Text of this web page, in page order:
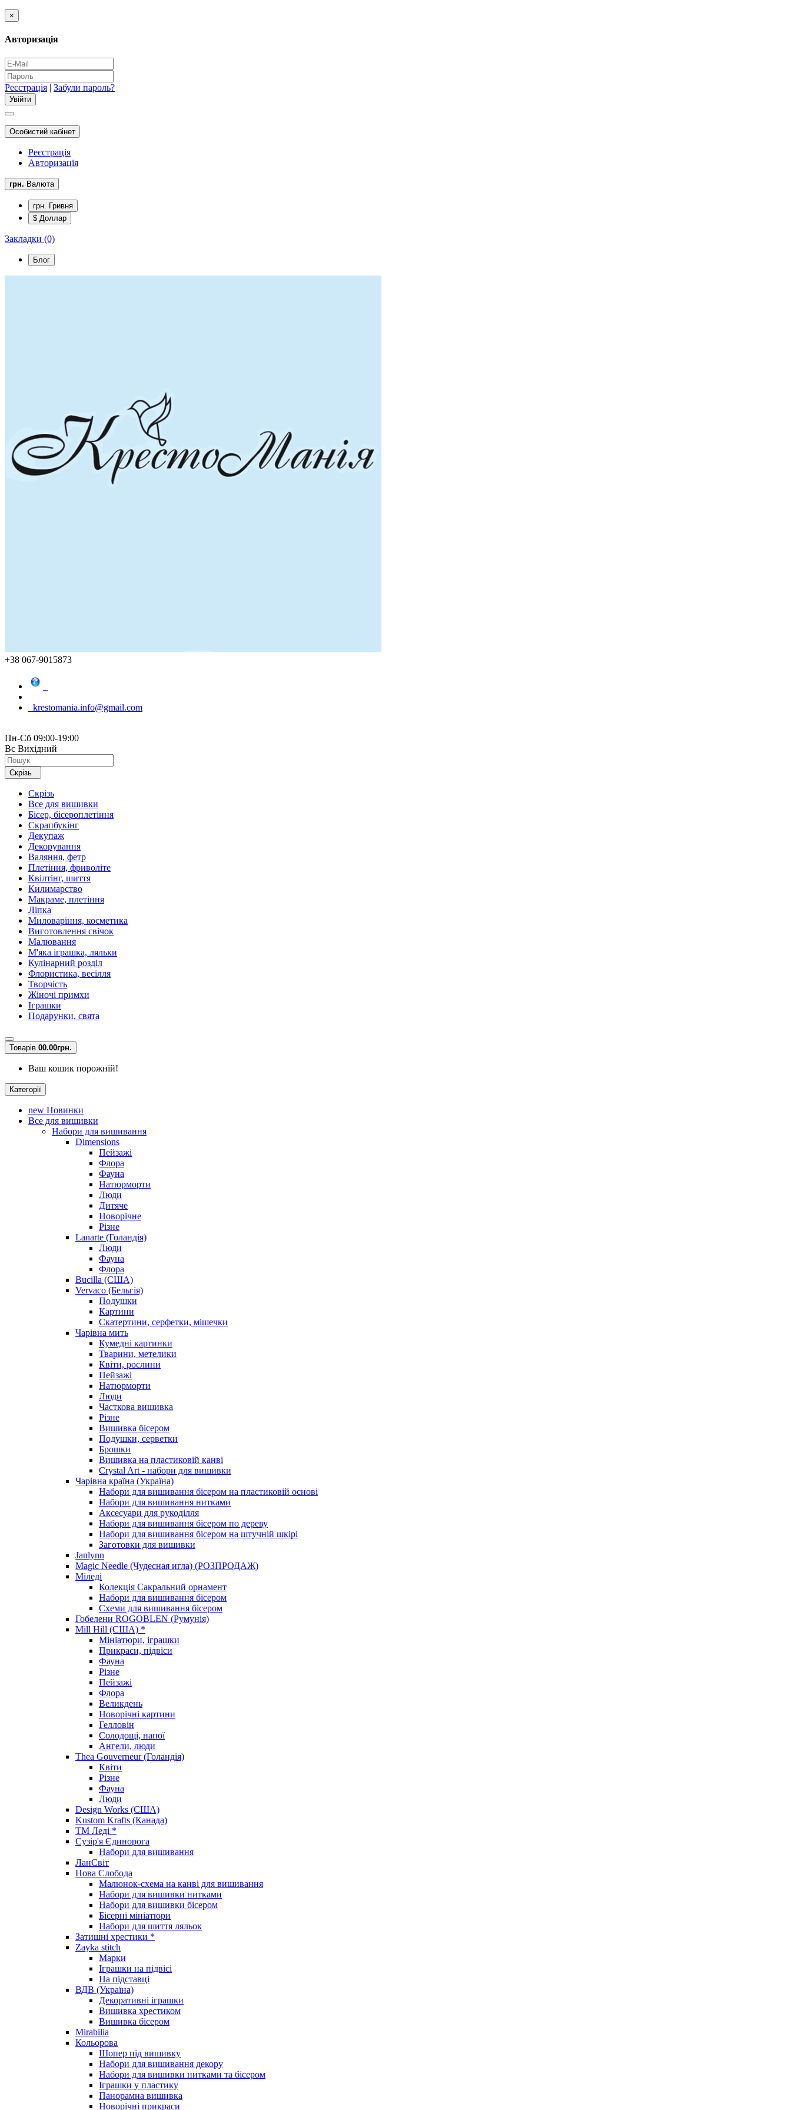
×
Авторизація
Реєстрація | Забули пароль?
Особистий кабінет
Реєстрація
Авторизація
грн. Валюта
грн. Гривня
$ Доллар
Закладки (0)
Блог
+38 067-9015873
krestomania.info@gmail.com
Пн-Сб 09:00-19:00
Вс Вихідний
Скрізь
Скрізь
Все для вишивки
Бісер, бісероплетіння
Скрапбукінг
Декупаж
Декорування
Валяння, фетр
Плетіння, фриволіте
Квілтінг, шиття
Килимарство
Макраме, плетіння
Ліпка
Миловаріння, косметика
Виготовлення свічок
Малювання
М'яка іграшка, ляльки
Кулінарний розділ
Флористика, весілля
Творчість
Жіночі примхи
Іграшки
Подарунки, свята
Товарів 00.00грн.
Ваш кошик порожній!
Категорії
new Новинки
Все для вишивки
Набори для вишивання
Dimensions
Пейзажі
Флора
Фауна
Натюрморти
Люди
Дитяче
Новорічне
Різне
Lanarte (Голандія)
Люди
Фауна
Флора
Bucilla (США)
Vervaco (Бельгія)
Подушки
Картини
Скатертини, серфетки, мішечки
Чарiвна мить
Кумедні картинки
Тварини, метелики
Квіти, рослини
Пейзажі
Натюрморти
Люди
Часткова вишивка
Різне
Вишивка бісером
Подушки, серветки
Брошки
Вишивка на пластиковій канві
Crystal Art - набори для вишивки
Чарівна країна (Україна)
Набори для вишивання бісером на пластиковій основі
Набори для вишивання нитками
Аксесуари для рукоділля
Набори для вишивання бісером по дереву
Набори для вишивання бісером на штучній шкірі
Заготовки для вишивки
Janlynn
Magic Needle (Чудесная игла) (РОЗПРОДАЖ)
Міледі
Колекція Сакральний орнамент
Набори для вишивання бісером
Схеми для вишивання бісером
Гобелени ROGOBLEN (Румунія)
Mill Hill (США) *
Мініатюри, іграшки
Прикраси, підвіси
Фауна
Різне
Пейзажі
Флора
Великдень
Новорічні картини
Гелловін
Солодощі, напої
Ангели, люди
Thea Gouverneur (Голандія)
Квіти
Різне
Фауна
Люди
Design Works (США)
Kustom Krafts (Канада)
ТМ Леді *
Сузір'я Єдинорога
Набори для вишивання
ЛанСвіт
Нова Слобода
Малюнок-схема на канві для вишивання
Набори для вишивки нитками
Набори для вишивки бісером
Бісерні мініатюри
Набори для шиття ляльок
Затишні хрестики *
Zayka stitch
Марки
Іграшки на підвісі
На підставці
ВДВ (Україна)
Декоративні іграшки
Вишивка хрестиком
Вишивка бісером
Mirabilia
Кольорова
Шопер під вишивку
Набори для вишивання декору
Набори для вишивки нитками та бісером
Іграшки у пластику
Панорамна вишивка
Новорічні прикраси